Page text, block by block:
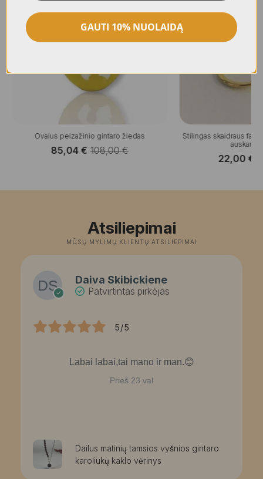
Ovalus peizažinio gintaro žiedas
108,00€
Original
108,00 €.
85,04 € Current
85,04 €.
Stilingas skaidraus
auskarų
22,00 €
Atsiliepimai
MŪSŲ MYLIMŲ KLIENTŲ ATSILIEPIMAI
Daiva Skibickiene
Patvirtintas pirkėjas
5/5
Labai labai,tai mano ir man.😊
Prieš 23 val
Dailus matinių tamsios vyšnios gintaro
karoliukų kaklo vėrinys
GAUTI 10% NUOLAIDĄ